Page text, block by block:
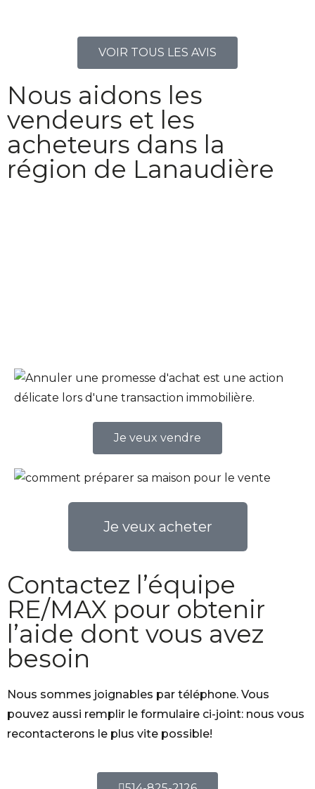
VOIR TOUS LES AVIS
Nous aidons les
vendeurs et les
acheteurs dans la
région de Lanaudière
Je veux vendre
Je veux acheter
Contactez l’équipe
RE/MAX pour obtenir
l’aide dont vous avez
besoin
Nous sommes joignables par téléphone. Vous
pouvez aussi remplir le formulaire ci-joint: nous vous
recontacterons le plus vite possible!